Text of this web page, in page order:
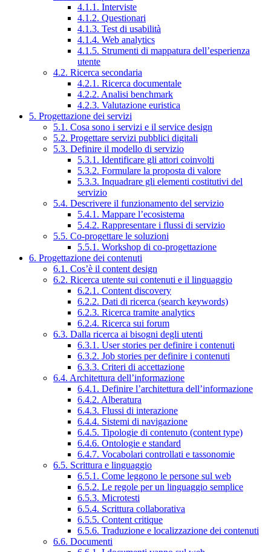
4.1.1. Interviste
4.1.2. Questionari
4.1.3. Test di usabilità
4.1.4. Web analytics
4.1.5. Strumenti di mappatura dell’esperienza
utente
4.2. Ricerca secondaria
4.2.1. Ricerca documentale
4.2.2. Analisi benchmark
4.2.3. Valutazione euristica
5. Progettazione dei servizi
5.1. Cosa sono i servizi e il service design
5.2. Progettare servizi pubblici digitali
5.3. Definire il modello di servizio
5.3.1. Identificare gli attori coinvolti
5.3.2. Formulare la proposta di valore
5.3.3. Inquadrare gli elementi costitutivi del
servizio
5.4. Descrivere il funzionamento del servizio
5.4.1. Mappare l’ecosistema
5.4.2. Rappresentare i flussi di servizio
5.5. Co-progettare le soluzioni
5.5.1. Workshop di co-progettazione
6. Progettazione dei contenuti
6.1. Cos’è il content design
6.2. Ricerca utente sui contenuti e il linguaggio
6.2.1. Content discovery
6.2.2. Dati di ricerca (search keywords)
6.2.3. Ricerca tramite analytics
6.2.4. Ricerca sui forum
6.3. Dalla ricerca ai bisogni degli utenti
6.3.1. User stories per definire i contenuti
6.3.2. Job stories per definire i contenuti
6.3.3. Criteri di accettazione
6.4. Architettura dell’informazione
6.4.1. Definire l’architettura dell’informazione
6.4.2. Alberatura
6.4.3. Flussi di interazione
6.4.4. Sistemi di navigazione
6.4.5. Tipologie di contenuto (content type)
6.4.6. Ontologie e standard
6.4.7. Vocabolari controllati e tassonomie
6.5. Scrittura e linguaggio
6.5.1. Come leggono le persone sul web
6.5.2. Le regole per un linguaggio semplice
6.5.3. Microtesti
6.5.4. Scrittura collaborativa
6.5.5. Content critique
6.5.6. Traduzione e localizzazione dei contenuti
6.6. Documenti